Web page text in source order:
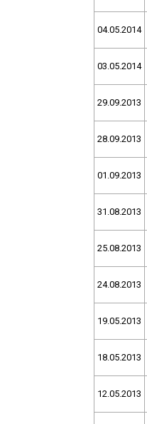
04.05.2014
03.05.2014
29.09.2013
28.09.2013
01.09.2013
31.08.2013
25.08.2013
24.08.2013
19.05.2013
18.05.2013
12.05.2013